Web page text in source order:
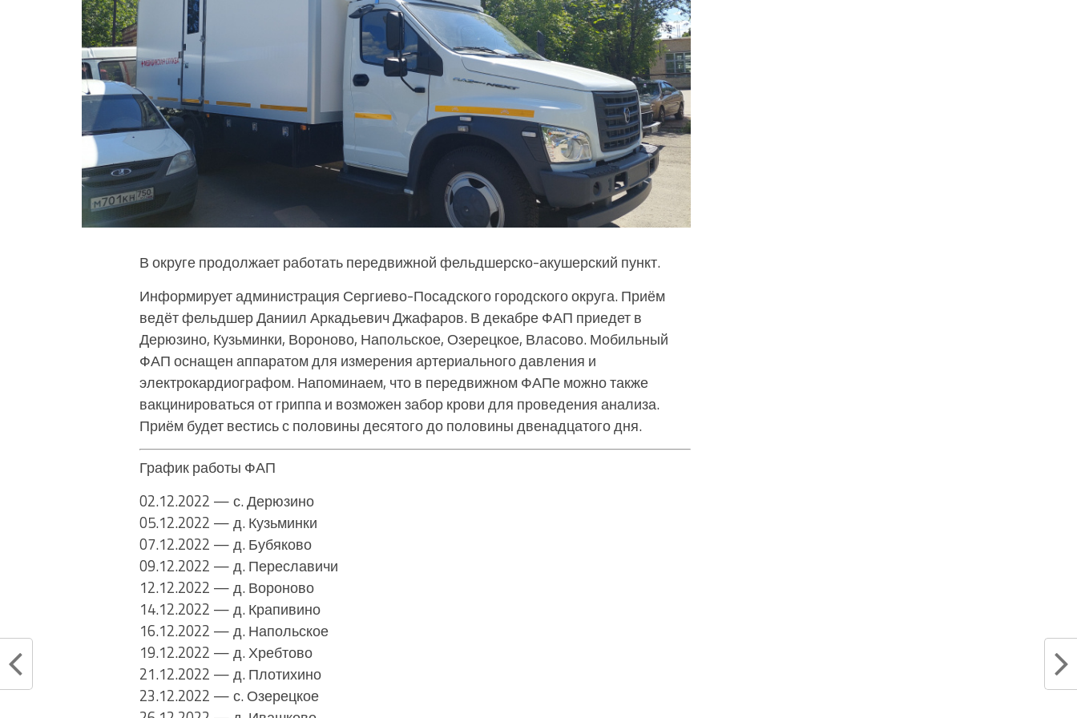
В округе продолжает работать передвижной фельдшерско-акушерский пункт.
Информирует администрация Сергиево-Посадского городского округа. Приём
ведёт фельдшер Даниил Аркадьевич Джафаров. В декабре ФАП приедет в
Дерюзино, Кузьминки, Вороново, Напольское, Озерецкое, Власово. Мобильный
ФАП оснащен аппаратом для измерения артериального давления и
электрокардиографом. Напоминаем, что в передвижном ФАПе можно также
вакцинироваться от гриппа и возможен забор крови для проведения анализа.
Приём будет вестись с половины десятого до половины двенадцатого дня.
График работы ФАП
02.12.2022 — с. Дерюзино
05.12.2022 — д. Кузьминки
07.12.2022 — д. Бубяково
09.12.2022 — д. Переславичи
12.12.2022 — д. Вороново
14.12.2022 — д. Крапивино
16.12.2022 — д. Напольское
19.12.2022 — д. Хребтово
21.12.2022 — д. Плотихино
23.12.2022 — с. Озерецкое